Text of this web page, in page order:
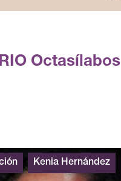
Octasílabos
Kenia Hernández